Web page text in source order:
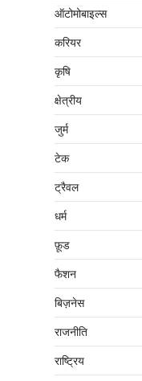
ऑटोमोबाइल्स
करियर
कृषि
क्षेत्रीय
जुर्म
टेक
ट्रैवल
धर्म
फ़ूड
फैशन
बिज़नेस
राजनीति
राष्ट्रिय